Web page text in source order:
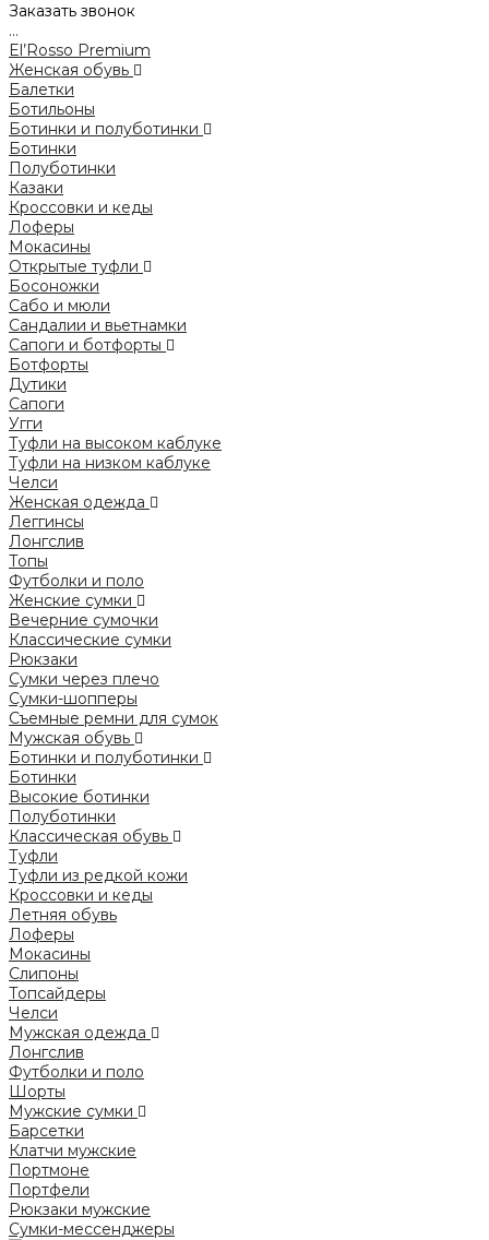
Заказать звонок
...
El’Rosso Premium
Женская обувь
Балетки
Ботильоны
Ботинки и полуботинки
Ботинки
Полуботинки
Казаки
Кроссовки и кеды
Лоферы
Мокасины
Открытые туфли
Босоножки
Сабо и мюли
Сандалии и вьетнамки
Сапоги и ботфорты
Ботфорты
Дутики
Сапоги
Угги
Туфли на высоком каблуке
Туфли на низком каблуке
Челси
Женская одежда
Леггинсы
Лонгслив
Топы
Футболки и поло
Женские сумки
Вечерние сумочки
Классические сумки
Рюкзаки
Сумки через плечо
Сумки-шопперы
Съемные ремни для сумок
Мужская обувь
Ботинки и полуботинки
Ботинки
Высокие ботинки
Полуботинки
Классическая обувь
Туфли
Туфли из редкой кожи
Кроссовки и кеды
Летняя обувь
Лоферы
Мокасины
Слипоны
Топсайдеры
Челси
Мужская одежда
Лонгслив
Футболки и поло
Шорты
Мужские сумки
Барсетки
Клатчи мужские
Портмоне
Портфели
Рюкзаки мужские
Сумки-мессенджеры